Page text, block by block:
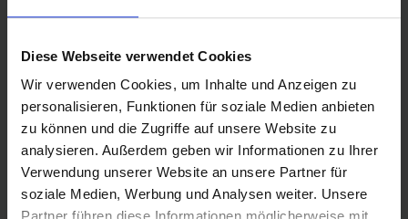
Diese Webseite verwendet Cookies
Wir verwenden Cookies, um Inhalte und Anzeigen zu
personalisieren, Funktionen für soziale Medien anbieten
zu können und die Zugriffe auf unsere Website zu
analysieren. Außerdem geben wir Informationen zu Ihrer
Verwendung unserer Website an unsere Partner für
soziale Medien, Werbung und Analysen weiter. Unsere
Olaf König
Besucherbetreuer/in
Profil ansehen